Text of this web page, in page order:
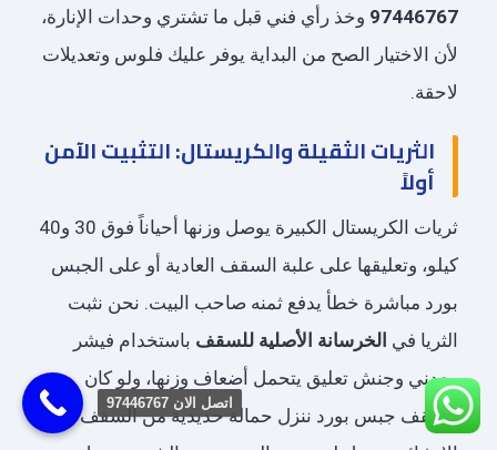
97446767 وخذ رأي فني قبل ما تشتري وحدات الإنارة،
لأن الاختيار الصح من البداية يوفر عليك فلوس وتعديلات
لاحقة.
الثريات الثقيلة والكريستال: التثبيت الآمن
أولاً
ثريات الكريستال الكبيرة يوصل وزنها أحياناً فوق 30 و40
كيلو، وتعليقها على علبة السقف العادية أو على الجبس
بورد مباشرة خطأ يدفع ثمنه صاحب البيت. نحن نثبت
الثريا في الخرسانة الأصلية للسقف باستخدام فيشر
معدني وجنش تعليق يتحمل أضعاف وزنها، ولو كان
السقف جبس بورد ننزل حمالة حديدية من السقف
اتصل الان 97446767‬